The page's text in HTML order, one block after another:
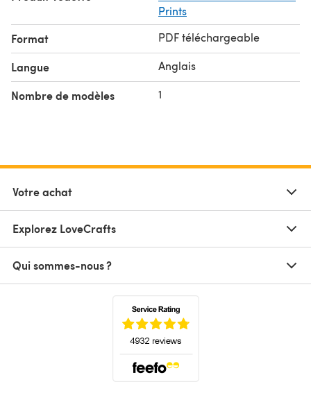
Prints
Format PDF téléchargeable
Langue Anglais
Nombre de modèles 1
Votre achat
Explorez LoveCrafts
Qui sommes-nous ?